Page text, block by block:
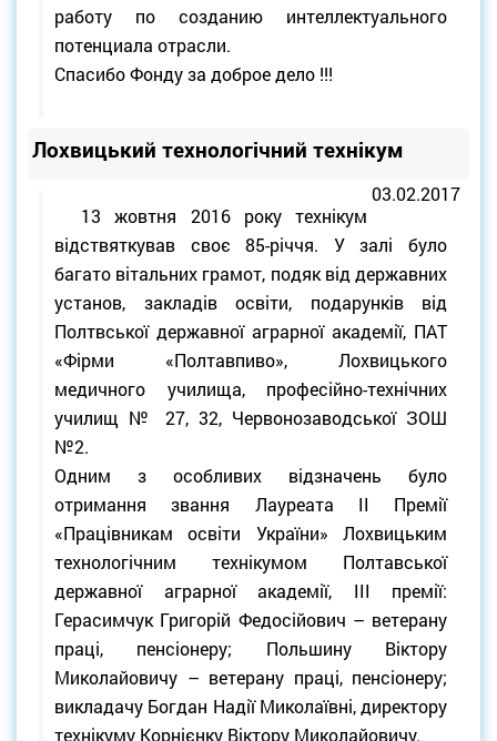
работу по созданию интеллектуального
потенциала отрасли.
Спасибо Фонду за доброе дело !!!
Лохвицький технологічний технікум
03.02.2017
13 жовтня 2016 року технікум
відствяткував своє 85-річчя. У залі було
багато вітальних грамот, подяк від державних
установ, закладів освіти, подарунків від
Полтвської державної аграрної академії, ПАТ
«Фірми «Полтавпиво», Лохвицького
медичного училища, професійно-технічних
училищ № 27, 32, Червонозаводської ЗОШ
№2.
Одним з особливих відзначень було
отримання звання Лауреата ІІ Премії
«Працівникам освіти України» Лохвицьким
технологічним технікумом Полтавської
державної аграрної академії, ІІІ премії:
Герасимчук Григорій Федосійович – ветерану
праці, пенсіонеру; Польшину Віктору
Миколайовичу – ветерану праці, пенсіонеру;
викладачу Богдан Надії Миколаївні, директору
технікуму Корнієнку Віктору Миколайовичу.